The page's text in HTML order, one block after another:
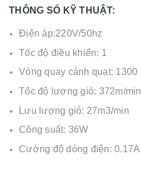
THÔNG SỐ KỸ THUẬT:
Điện áp:220V/50hz
Tốc độ điều khiển: 1
Vòng quay cánh quạt: 1300
Tốc độ lượng gió: 372m/min
Lưu lượng gió: 27m3/min
Công suất: 36W
Cường độ dòng điện: 0.17A